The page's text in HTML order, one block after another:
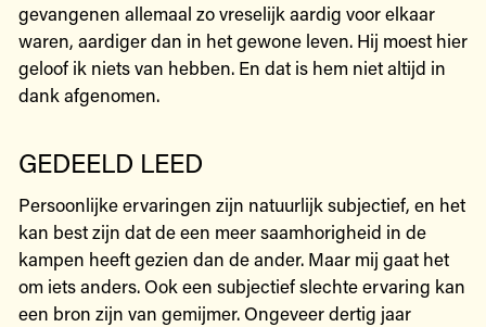
gevangenen allemaal zo vreselijk aardig voor elkaar
waren, aardiger dan in het gewone leven. Hij moest hier
geloof ik niets van hebben. En dat is hem niet altijd in
dank afgenomen.
GEDEELD LEED
Persoonlijke ervaringen zijn natuurlijk subjectief, en het
kan best zijn dat de een meer saamhorigheid in de
kampen heeft gezien dan de ander. Maar mij gaat het
om iets anders. Ook een subjectief slechte ervaring kan
een bron zijn van gemijmer. Ongeveer dertig jaar